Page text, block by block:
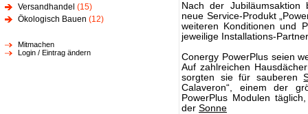
Versandhandel (15)
Ökologisch Bauen (12)
Mitmachen
Login / Eintrag ändern
Nach der
neue Service-Produkt
weiteren Konditionen und
jeweilige Installations-
Conergy PowerPlus seien
Auf zahlreichen
sorgten sie für sauberen
Calaveron“, einem der
PowerPlus Modulen
der Sonne